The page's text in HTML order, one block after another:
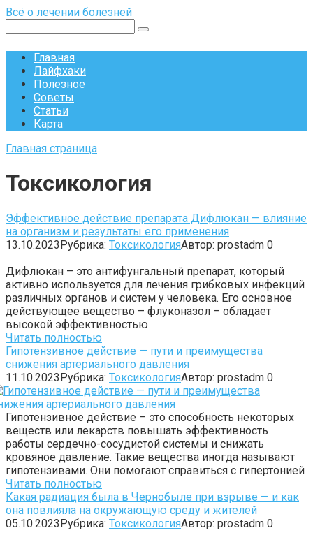
Перейти
контенту
Всё о лечении болезней
Главная
Лайфхаки
Полезное
Советы
Статьи
Карта
Главная страница
Токсикология
Эффективное действие препарата Дифлюкан — влияние
на организм и результаты его применения
13.10.2023Рубрика: ТоксикологияАвтор: prostadm 0
Дифлюкан – это антифунгальный препарат, который
активно используется для лечения грибковых инфекций
различных органов и систем у человека. Его основное
действующее вещество – флуконазол – обладает
высокой эффективностью
Читать полностью
Гипотензивное действие — пути и преимущества
снижения артериального давления
11.10.2023Рубрика: ТоксикологияАвтор: prostadm 0
Гипотензивное действие – это способность некоторых
веществ или лекарств повышать эффективность
работы сердечно-сосудистой системы и снижать
кровяное давление. Такие вещества иногда называют
гипотензивами. Они помогают справиться с гипертонией
Читать полностью
Какая радиация была в Чернобыле при взрыве — и как
она повлияла на окружающую среду и жителей
05.10.2023Рубрика: ТоксикологияАвтор: prostadm 0